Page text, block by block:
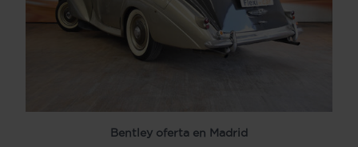
Bentley oferta en Madrid